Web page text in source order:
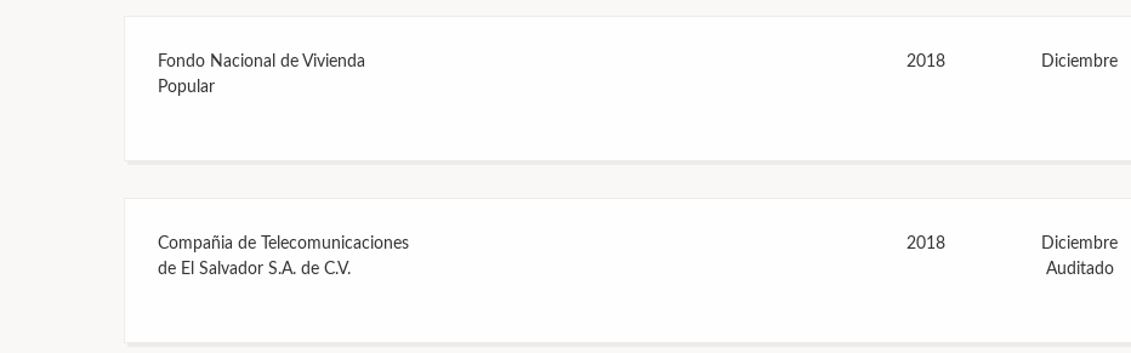
Fondo Nacional de Vivienda
Popular
2018 Diciembre
Compañia de Telecomunicaciones
de El Salvador S.A. de C.V.
2018
Diciembre
Auditado